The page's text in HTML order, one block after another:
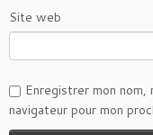
Site web
Enregistrer mon
navigateur pour mon